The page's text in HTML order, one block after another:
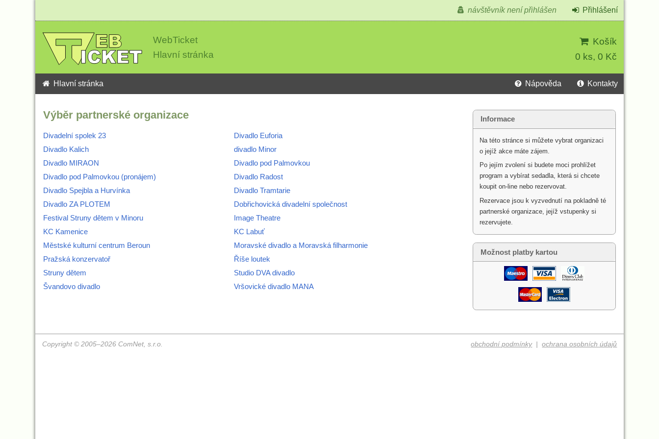
WebTicket
Hlavní stránka
Košík
0 ks, 0 Kč
návštěvník není přihlášen Přihlášení
Hlavní stránka Nápověda Kontakty
Informace
Na této stránce si můžete vybrat organizaci
o jejíž akce máte zájem.
Po jejím zvolení si budete moci prohlížet
program a vybírat sedadla, která si chcete
koupit on-line nebo rezervovat.
Rezervace jsou k vyzvednutí na pokladně té
partnerské organizace, jejíž vstupenky si
rezervujete.
Možnost platby kartou
Výběr partnerské organizace
Divadelní spolek 23
Divadlo Euforia
Divadlo Kalich
divadlo Minor
Divadlo MIRAON
Divadlo pod Palmovkou
Divadlo pod Palmovkou (pronájem)
Divadlo Radost
Divadlo Spejbla a Hurvínka
Divadlo Tramtarie
Divadlo ZA PLOTEM
Dobřichovická divadelní společnost
Festival Struny dětem v Minoru
Image Theatre
KC Kamenice
KC Labuť
Městské kulturní centrum Beroun
Moravské divadlo a Moravská filharmonie
Pražská konzervatoř
Říše loutek
Struny dětem
Studio DVA divadlo
Švandovo divadlo
Vršovické divadlo MANA
obchodní podmínky|ochrana osobních údajů
Copyright © 2005–2026 ComNet, s.r.o.